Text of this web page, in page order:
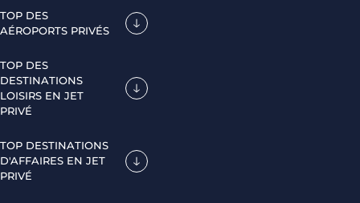
TOP DES
AÉROPORTS PRIVÉS
TOP DES
DESTINATIONS
LOISIRS EN JET
PRIVÉ
TOP DESTINATIONS
D'AFFAIRES EN JET
PRIVÉ